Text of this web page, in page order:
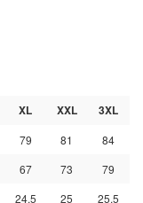
XL XXL
3XL
79 81 84
67 73 79
24.5 25 25.5